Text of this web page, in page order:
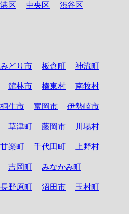
港区 中央区 渋谷区
みどり市 板倉町 神流町
館林市 榛東村 南牧村
桐生市 富岡市 伊勢崎市
草津町 藤岡市 川場村
甘楽町 千代田町 上野村
吉岡町 みなかみ町
長野原町 沼田市 玉村町